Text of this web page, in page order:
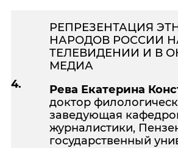
4.
РЕПРЕЗЕНТАЦИЯ
НАРОДОВ РОССИИ
ТЕЛЕВИДЕНИИ И В
МЕДИА
Рева Екатерина
доктор
заведующая
журналистики,
государственный